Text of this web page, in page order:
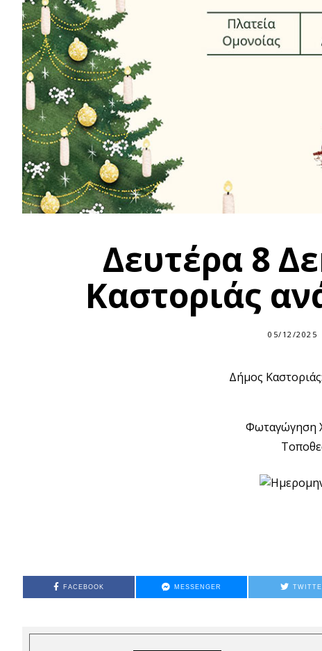
Δευτέρα 8
Καστοριάς
05/12/2025
2
/
5
Δήμος
Φωταγώγηση
FACEBOOK MESSENGER